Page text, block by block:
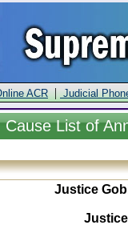
ACR | Judicial
CauseList of
Justice